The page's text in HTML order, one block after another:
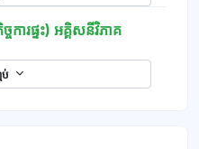
ារផ្ទះ) អគ្គិសនីវិភាគ
ប់